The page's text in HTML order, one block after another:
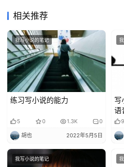
相关推荐
我写小说的笔记
练习写小说的能力
5 0 1.3K 0
胡也 2022年5月5日
写
语
到9
我写小说的笔记